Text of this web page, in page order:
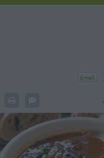
Bohnengulasch ist ebenso preiswert
dazu ist auch für Anfänger kein